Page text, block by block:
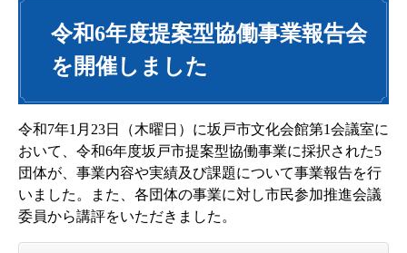
令和6年度提案型協働事業報告会
を開催しました
令和7年1月23日（木曜日）に坂戸市文化会館第1会議室に
おいて、令和6年度坂戸市提案型協働事業に採択された5
団体が、事業内容や実績及び課題について事業報告を行
いました。また、各団体の事業に対し市民参加推進会議
委員から講評をいただきました。